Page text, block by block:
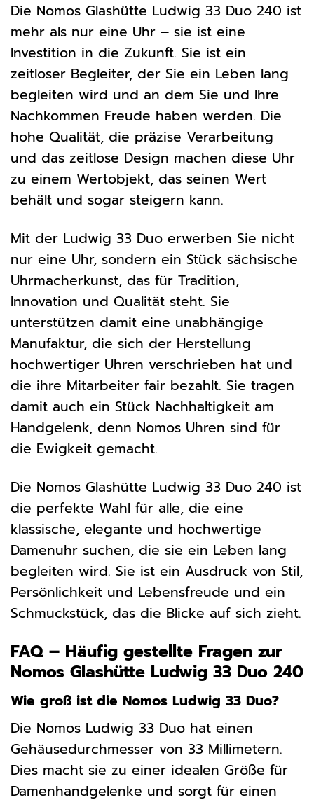
Die Nomos Glashütte Ludwig 33 Duo 240 ist
mehr als nur eine Uhr – sie ist eine
Investition in die Zukunft. Sie ist ein
zeitloser Begleiter, der Sie ein Leben lang
begleiten wird und an dem Sie und Ihre
Nachkommen Freude haben werden. Die
hohe Qualität, die präzise Verarbeitung
und das zeitlose Design machen diese Uhr
zu einem Wertobjekt, das seinen Wert
behält und sogar steigern kann.
Mit der Ludwig 33 Duo erwerben Sie nicht
nur eine Uhr, sondern ein Stück sächsische
Uhrmacherkunst, das für Tradition,
Innovation und Qualität steht. Sie
unterstützen damit eine unabhängige
Manufaktur, die sich der Herstellung
hochwertiger Uhren verschrieben hat und
die ihre Mitarbeiter fair bezahlt. Sie tragen
damit auch ein Stück Nachhaltigkeit am
Handgelenk, denn Nomos Uhren sind für
die Ewigkeit gemacht.
Die Nomos Glashütte Ludwig 33 Duo 240 ist
die perfekte Wahl für alle, die eine
klassische, elegante und hochwertige
Damenuhr suchen, die sie ein Leben lang
begleiten wird. Sie ist ein Ausdruck von Stil,
Persönlichkeit und Lebensfreude und ein
Schmuckstück, das die Blicke auf sich zieht.
FAQ – Häufig gestellte Fragen zur
Nomos Glashütte Ludwig 33 Duo 240
Wie groß ist die Nomos Ludwig 33 Duo?
Die Nomos Ludwig 33 Duo hat einen
Gehäusedurchmesser von 33 Millimetern.
Dies macht sie zu einer idealen Größe für
Damenhandgelenke und sorgt für einen